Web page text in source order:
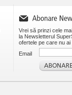
Vrei să prinzi cele
la Newsletterul
ofertele pe care nu
Email